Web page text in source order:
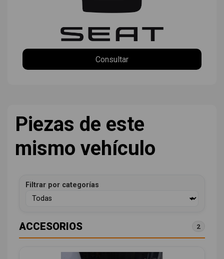
Consultar
Piezas de este
mismo vehículo
Filtrar por categorías
ACCESORIOS 2